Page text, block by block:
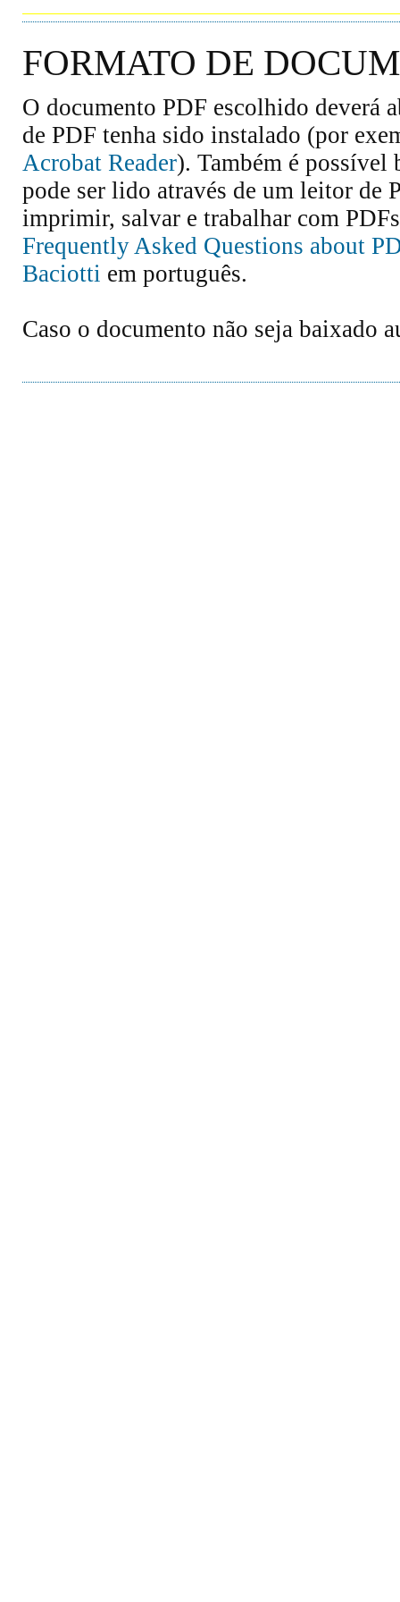
FORMATO DE
O documento PDF escolhido deverá
de PDF tenha sido instalado (por
Acrobat Reader). Também é possível
pode ser lido através de um leitor de
imprimir, salvar e trabalhar com
Frequently Asked Questions about
Baciotti em português.
Caso o documento não seja baixado